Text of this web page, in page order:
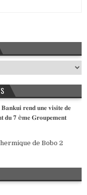
𝐫𝐞𝐧𝐝 𝐮𝐧𝐞 𝐯𝐢𝐬𝐢𝐭𝐞 𝐝𝐞
𝐝𝐮 𝟕 è𝐦𝐞 𝐆𝐫𝐨𝐮𝐩𝐞𝐦𝐞𝐧𝐭
de Bobo 2